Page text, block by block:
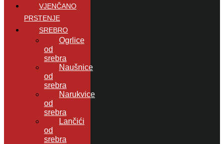
VJENČANO
PRSTENJE
SREBRO
Ogrlice
od
srebra
Naušnice
od
srebra
Narukvice
od
srebra
Lančići
od
srebra